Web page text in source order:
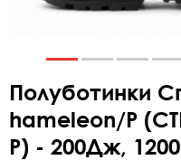
Полуботинки
hameleon/Р
Р) - 200Дж,